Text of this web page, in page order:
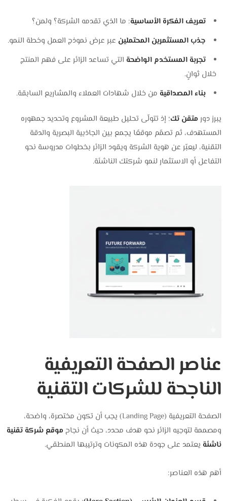
تعريف الفكرة الأساسية: ما الذي تقدمه الشركة؟ ولمن؟
جذب المستثمرين المحتملين عبر عرض نموذج العمل وخطة النمو.
تجربة المستخدم الواضحة التي تساعد الزائر على فهم المنتج
خلال ثوانٍ.
بناء المصداقية من خلال شهادات العملاء والمشاريع السابقة.
يبرز دور متقن تك؛ إذ تتولّى تحليل طبيعة المشروع وتحديد جمهوره
المستهدف، ثم تصمّم موقعًا يجمع بين الجاذبية البصرية والدقة
التقنية، ليعبّر عن هوية الشركة ويقود الزائر بخطوات مدروسة نحو
التفاعل أو الاستثمار لنمو شركتك الناشئة.
عناصر الصفحة التعريفية
الناجحة للشركات التقنية
الصفحة التعريفية (Landing Page) يجب أن تكون مختصرة، واضحة،
ومصممة لتوجيه الزائر نحو هدف محدد، حيث أن نجاح موقع شركة تقنية
ناشئة يعتمد على جودة هذه المكونات وترتيبها المنطقي.
أهم هذه العناصر: